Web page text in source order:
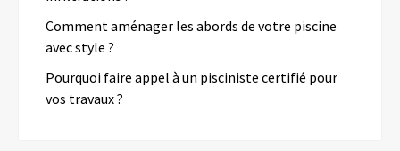
Comment aménager les abords de votre piscine
avec style ?
Pourquoi faire appel à un pisciniste certifié pour
vos travaux ?